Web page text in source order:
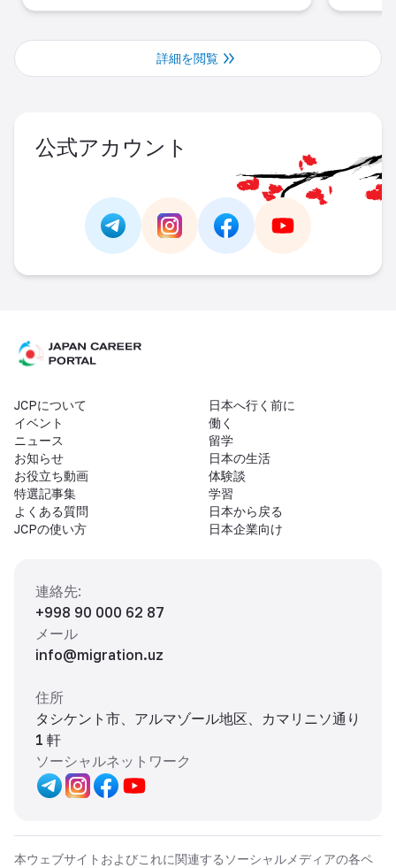
詳細を閲覧
公式アカウント
Link - https://t.me/https://
Link -
JCPについて
イベント
ニュース
お知らせ
お役立ち動画
特選記事集
よくある質問
JCPの使い方
日本へ行く前に
働く
留学
日本の生活
体験談
学習
日本から戻る
日本企業向け
連絡先:
+998 90 000 62 87
メール
info@migration.uz
住所
タシケント市、アルマゾール地区、カマリニソ通り
1 軒
ソーシャルネットワーク
本ウェブサイトおよびこれに関連するソーシャルメディアの各ペ